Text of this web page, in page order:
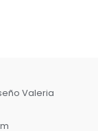
Valeria